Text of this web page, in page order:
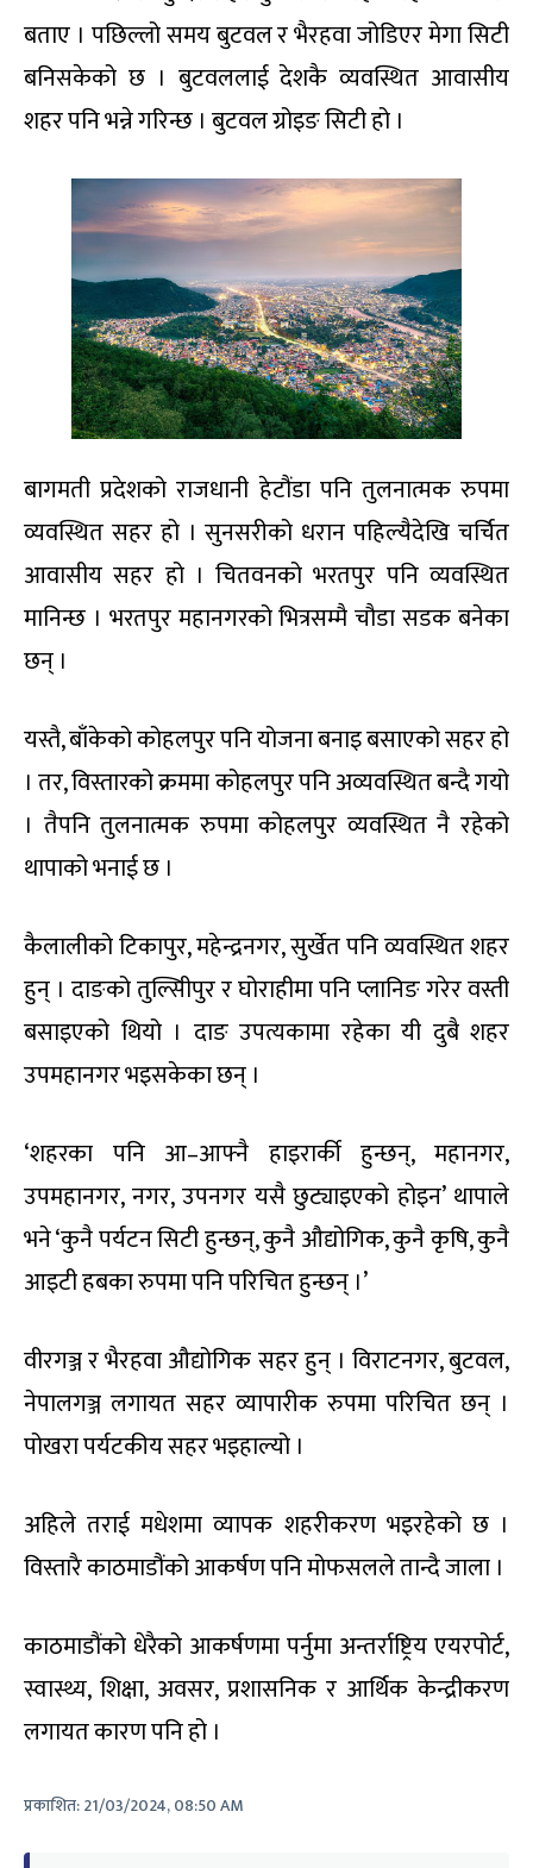
बताए । पछिल्लो समय बुटवल र भैरहवा जोडिएर मेगा सिटी
बनिसकेको छ । बुटवललाई देशकै व्यवस्थित आवासीय
शहर पनि भन्ने गरिन्छ । बुटवल ग्रोइङ सिटी हो ।
बागमती प्रदेशको राजधानी हेटौंडा पनि तुलनात्मक रुपमा
व्यवस्थित सहर हो । सुनसरीको धरान पहिल्यैदेखि चर्चित
आवासीय सहर हो । चितवनको भरतपुर पनि व्यवस्थित
मानिन्छ । भरतपुर महानगरको भित्रसम्मै चौडा सडक बनेका
छन् ।
यस्तै, बाँकेको कोहलपुर पनि योजना बनाइ बसाएको सहर हो
। तर, विस्तारको क्रममा कोहलपुर पनि अव्यवस्थित बन्दै गयो
। तैपनि तुलनात्मक रुपमा कोहलपुर व्यवस्थित नै रहेको
थापाको भनाई छ ।
कैलालीको टिकापुर, महेन्द्रनगर, सुर्खेत पनि व्यवस्थित शहर
हुन् । दाङको तुल्सिीपुर र घोराहीमा पनि प्लानिङ गरेर वस्ती
बसाइएको थियो । दाङ उपत्यकामा रहेका यी दुबै शहर
उपमहानगर भइसकेका छन् ।
‘शहरका पनि आ–आफ्नै हाइरार्की हुन्छन्, महानगर,
उपमहानगर, नगर, उपनगर यसै छुट्याइएको होइन’ थापाले
भने ‘कुनै पर्यटन सिटी हुन्छन्, कुनै औद्योगिक, कुनै कृषि, कुनै
आइटी हबका रुपमा पनि परिचित हुन्छन् ।’
वीरगञ्ज र भैरहवा औद्योगिक सहर हुन् । विराटनगर, बुटवल,
नेपालगञ्ज लगायत सहर व्यापारीक रुपमा परिचित छन् ।
पोखरा पर्यटकीय सहर भइहाल्यो ।
अहिले तराई मधेशमा व्यापक शहरीकरण भइरहेको छ ।
विस्तारै काठमाडौंको आकर्षण पनि मोफसलले तान्दै जाला ।
काठमाडौंको धेरैको आकर्षणमा पर्नुमा अन्तर्राष्ट्रिय एयरपोर्ट,
स्वास्थ्य, शिक्षा, अवसर, प्रशासनिक र आर्थिक केन्द्रीकरण
लगायत कारण पनि हो ।
प्रकाशित:21/03/2024, 08:50 AM